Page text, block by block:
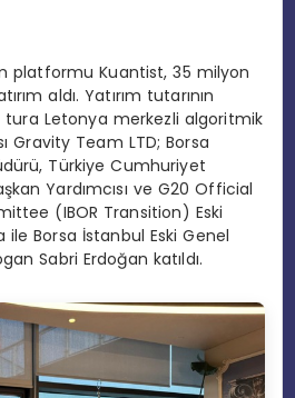
platformu Kuantist, 35 milyon
aldı. Yatırım tutarının
tura Letonya merkezli algoritmik
Gravity Team LTD; Borsa
Türkiye Cumhuriyet
Yardımcısı ve G20 Official
(IBOR Transition) Eski
Borsa İstanbul Eski Genel
Sabri Erdoğan katıldı.